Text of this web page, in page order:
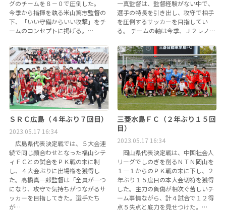
グのチームを８－０で圧倒した。
今季から指揮を執る米山篤志監督の
下、「いい守備からいい攻撃」をチ
ームのコンセプトに掲げる。…
一真監督は、監督経験がない中で、
選手の特長を引き出し、攻守で相手
を圧倒するサッカーを目指してい
る。 チームの軸は今季、Ｊ２レノ…
ＳＲＣ広島（４年ぶり７回目）
2023.05.17 16:34
広島県代表決定戦では、５大会連
続で同じ顔合わせとなった福山シテ
ィＦＣとの試合をＰＫ戦の末に制
し、４大会ぶりに出場権を獲得し
た。高橋真一郎監督は「全員が一つ
になり、攻守で気持ちがつながるサ
ッカーを目指してきた。選手たち
が…
三菱水島ＦＣ（２年ぶり１５回
目）
2023.05.17 16:34
岡山県代表決定戦は、中国社会人
リーグでしのぎを削るＮＴＮ岡山を
１―１からのＰＫ戦の末に下し、２
年ぶり１５度目の本大会切符を獲得
した。主力の負傷が相次ぐ苦しいチ
ーム事情ながら、計４試合で１２得
点５失点と底力を見せつけた。…